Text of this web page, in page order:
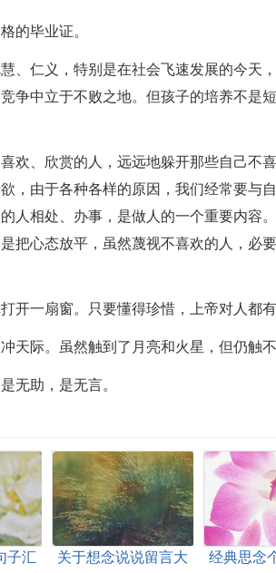
的毕业证。
、仁义，特别是在社会飞速发展的今天
争中立于不败之地。但孩子的培养不是
欢、欣赏的人，远远地躲开那些自己不
，由于各种各样的原因，我们经常要与
人相处、办事，是做人的一个重要内容
把心态放平，虽然蔑视不喜欢的人，必
开一扇窗。只要懂得珍惜，上帝对人都有
天际。虽然触到了月亮和火星，但仍触
无助，是无言。
子汇
关于想念说说留言大
经典思念